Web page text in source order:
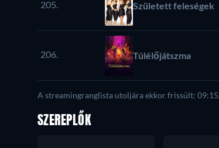
205. Született feleségek
206. Túlélőjátszma
A streamingranglista utoljára ekkor frissült:
SZEREPLŐK